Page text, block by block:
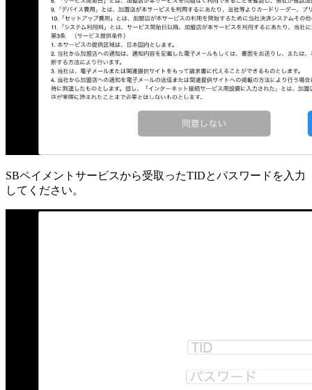
SBペイメントサービスから受取ったTIDとパスワードを入力
してください。